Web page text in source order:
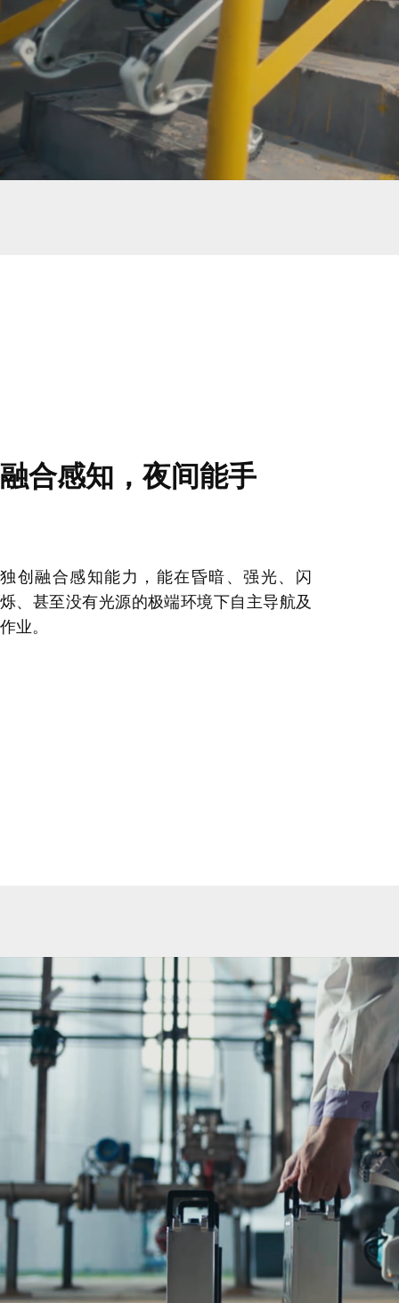
融合感知，夜间能手
独创融合感知能力，能在昏暗、强光、闪
烁、甚至没有光源的极端环境下自主导航及
作业。